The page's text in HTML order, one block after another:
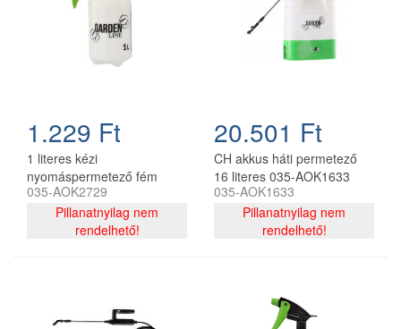
1.229 Ft
1 literes kézi
nyomáspermetező fém
szórófejjel CH
035-AOK2729
Pillanatnyilag nem
rendelhető!
20.501 Ft
CH akkus háti permetező
16 literes 035-AOK1633
035-AOK1633
Pillanatnyilag nem
rendelhető!